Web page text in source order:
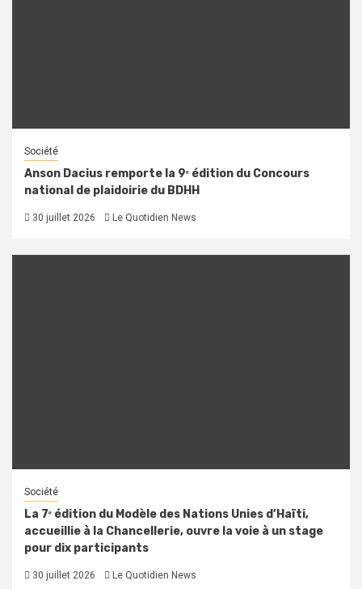
Société
Anson Dacius remporte la 9ᵉ édition du Concours
national de plaidoirie du BDHH
30 juillet 2026 Le Quotidien News
Société
La 7ᵉ édition du Modèle des Nations Unies d’Haïti,
accueillie à la Chancellerie, ouvre la voie à un stage
pour dix participants
30 juillet 2026 Le Quotidien News